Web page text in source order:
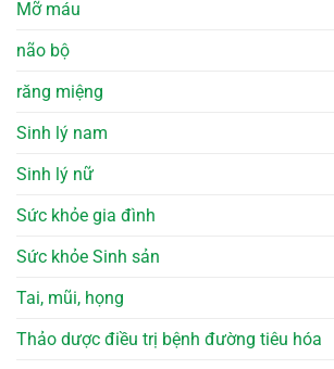
Mỡ máu
não bộ
răng miệng
Sinh lý nam
Sinh lý nữ
Sức khỏe gia đình
Sức khỏe Sinh sản
Tai, mũi, họng
Thảo dược điều trị bệnh đường tiêu hóa